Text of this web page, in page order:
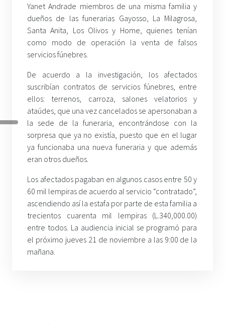
Yanet Andrade miembros de una misma familia y
dueños de las funerarias Gayosso, La Milagrosa,
Santa Anita, Los Olivos y Home, quienes tenían
como modo de operación la venta de falsos
servicios fúnebres.
De acuerdo a la investigación, los afectados
suscribían contratos de servicios fúnebres, entre
ellos: terrenos, carroza, salones velatorios y
ataúdes, que una vez cancelados se apersonaban a
la sede de la funeraria, encontrándose con la
sorpresa que ya no existía, puesto que en el lugar
ya funcionaba una nueva funeraria y que además
eran otros dueños.
Los afectados pagaban en algunos casos entre 50 y
60 mil lempiras de acuerdo al servicio “contratado”,
ascendiendo así la estafa por parte de esta familia a
trecientos cuarenta mil lempiras (L.340,000.00)
entre todos. La audiencia inicial se programó para
el próximo jueves 21 de noviembre a las 9:00 de la
mañana.